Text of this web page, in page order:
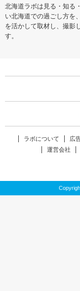
北海道ラボは見る・知
い北海道での過ごし方を
を活かして取材し、撮影
す。
ラボについて 広
運営会社